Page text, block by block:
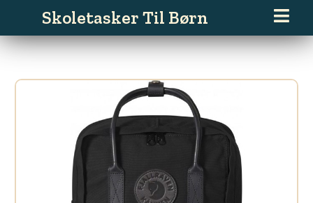
indholdet
Skoletasker Til Børn